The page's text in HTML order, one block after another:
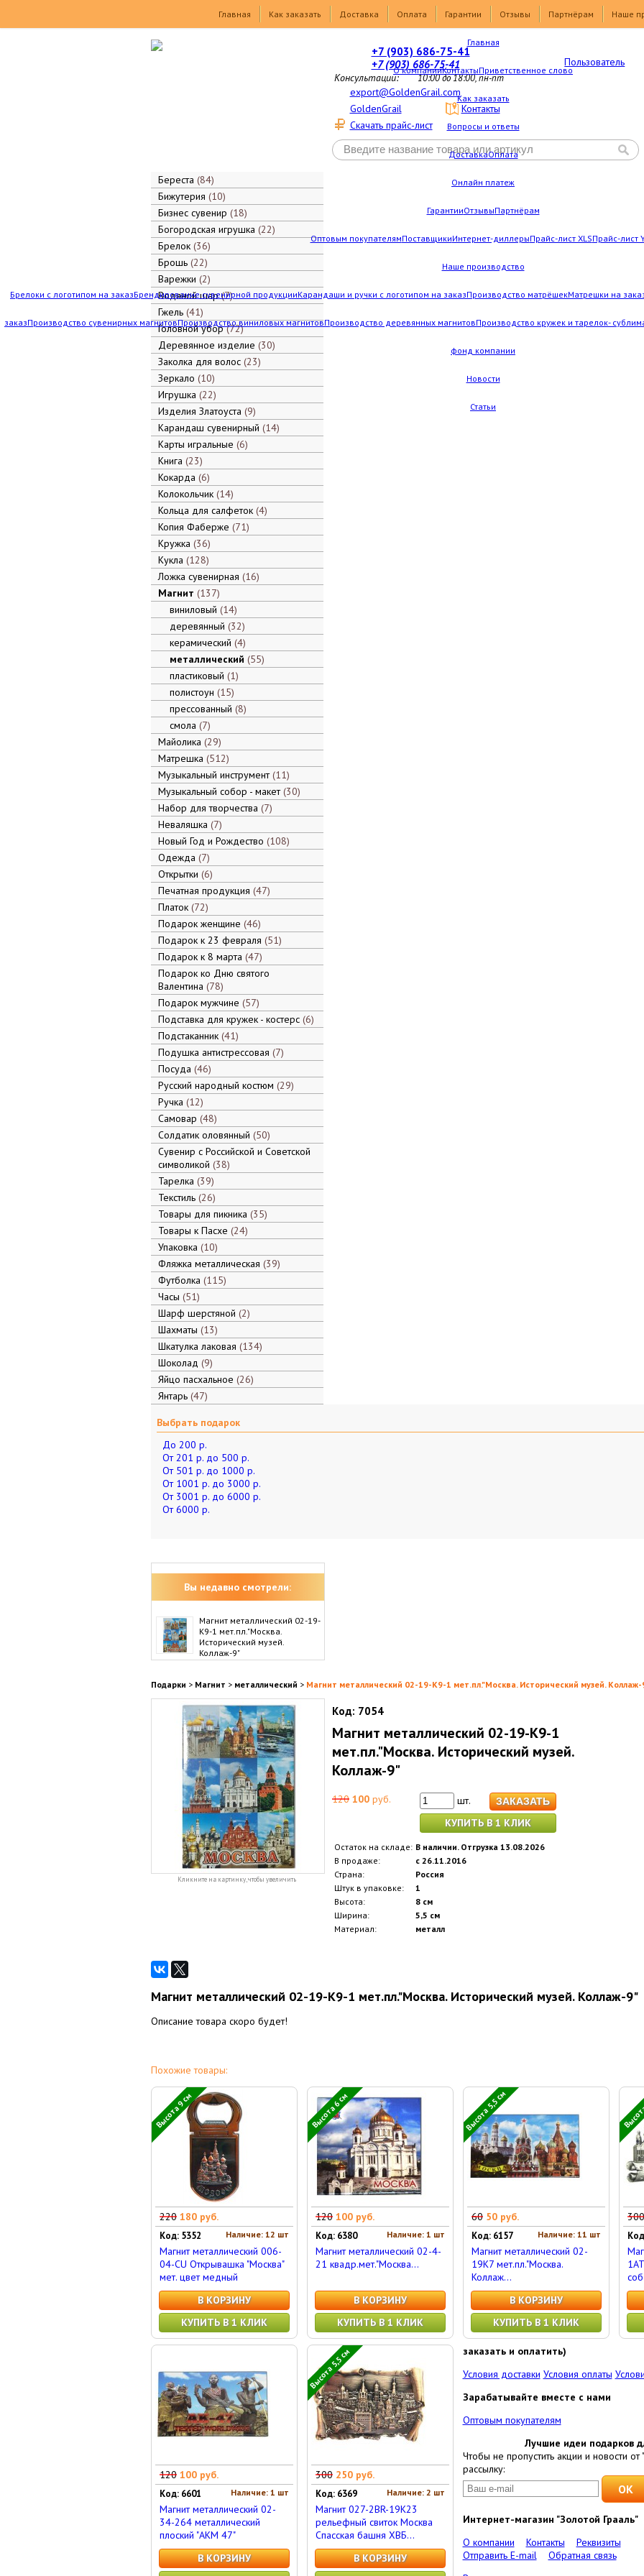
Главная
Как заказать Доставка Оплата Гарантии Отзывы Партнёрам Наше
Главная
О компанииКонтактыПриветственное слово
Как заказать
Вопросы и ответы
ДоставкаОплата
Онлайн платеж
ГарантииОтзывыПартнёрам
Оптовым покупателямПоставщикиИнтернет-диллерыПрайс-лист XLSПрайс-лист
Наше производство
Брелоки с логотипом на заказБрендирование сувенирной продукцииКарандаши и ручки с логотипом на заказПроизводство матрёшекМатрешки на
заказПроизводство сувенирных магнитовПроизводство виниловых магнитовПроизводство деревянных магнитовПроизводство кружек и тарелок-
фонд компании
Новости
Статьи
+7 (903) 686-75-41
+7 (903) 686-75-41
Консультации: 10:00 до 18:00, пн-пт
export@GoldenGrail.com
GoldenGrail
Скачать прайс-лист
Контакты
Пользователь
Береста 84
Бижутерия 10
Бизнес сувенир 18
Богородская игрушка 22
Брелок 36
Брошь 22
Варежки 2
Водяной шар 7
Гжель 41
Головной убор 72
Деревянное изделие 30
Заколка для волос 23
Зеркало 10
Игрушка 22
Изделия Златоуста 9
Карандаш сувенирный 14
Карты игральные 6
Книга 23
Кокарда 6
Колокольчик 14
Кольца для салфеток 4
Копия Фаберже 71
Кружка 36
Кукла 128
Ложка сувенирная 16
Магнит 137
виниловый 14
деревянный 32
керамический 4
металлический 55
пластиковый 1
полистоун 15
прессованный 8
смола 7
Майолика 29
Матрешка 512
Музыкальный инструмент 11
Музыкальный собор - макет 30
Набор для творчества 7
Неваляшка 7
Новый Год и Рождество 108
Одежда 7
Открытки 6
Печатная продукция 47
Платок 72
Подарок женщине 46
Подарок к 23 февраля 51
Подарок к 8 марта 47
Подарок ко Дню святого
Валентина 78
Подарок мужчине 57
Подставка для кружек - костерс 6
Подстаканник 41
Подушка антистрессовая 7
Посуда 46
Русский народный костюм 29
Ручка 12
Самовар 48
Солдатик оловянный 50
Сувенир с Российской и Советской
символикой 38
Тарелка 39
Текстиль 26
Товары для пикника 35
Товары к Пасхе 24
Упаковка 10
Фляжка металлическая 39
Футболка 115
Часы 51
Шарф шерстяной 2
Шахматы 13
Шкатулка лаковая 134
Шоколад 9
Яйцо пасхальное 26
Янтарь 47
Выбрать подарок
До 200 р.
От 201 р. до 500 р.
От 501 р. до 1000 р.
От 1001 р. до 3000 р.
От 3001 р. до 6000 р.
От 6000 р.
Вы недавно смотрели:
Магнит металлический 02-19-
K9-1 мет.пл."Москва.
Исторический музей.
Коллаж-9"
Подарки > Магнит > металлический > Магнит металлический 02-19-K9-1 мет.пл."Москва. Исторический музей. Коллаж-
Кликните на картинку, чтобы увеличить
Код: 7054
Магнит металлический 02-19-K9-1
мет.пл."Москва. Исторический музей.
Коллаж-9"
120 100руб.
шт.
КУПИТЬ В 1 КЛИК
Остаток на складе: В наличии. Отгрузка 13.08.2026
В продаже:
с 26.11.2016
Страна:
Россия
Штук в упаковке:
1
Высота:
8 см
Ширина:
5,5 см
Материал:
металл
Магнит металлический 02-19-K9-1 мет.пл."Москва. Исторический музей. Коллаж-9"
Описание товара скоро будет!
Похожие товары:
Высота 9 см
220 180 руб.
Наличие: 12 шт
Код: 5352
Магнит металлический 006-
04-CU Открывашка "Москва"
мет. цвет медный
В КОРЗИНУ
КУПИТЬ В 1 КЛИК
Высота 6 см
120 100 руб.
Наличие: 1 шт
Код: 6380
Магнит металлический 02-4-
21 квадр.мет."Москва...
В КОРЗИНУ
КУПИТЬ В 1 КЛИК
Высота 5,5 см
60 50 руб.
Наличие: 11 шт
Код: 6157
Магнит металлический 02-
19K7 мет.пл."Москва.
Коллаж...
В КОРЗИНУ
КУПИТЬ В 1 КЛИК
300
120 100 руб.
Наличие: 1 шт
Код: 6601
Магнит металлический 02-
34-264 металлический
плоский "АКМ 47"
В КОРЗИНУ
Высота 5,5 см
300 250 руб.
Наличие: 2 шт
Код: 6369
Магнит 027-2BR-19K23
рельефный свиток Москва
Спасская башня ХВБ...
В КОРЗИНУ
заказать и оплатить)
Условия доставки Условия оплаты
Зарабатывайте вместе с нами
Оптовым покупателям
Лучшие идеи подарков
Чтобы не пропустить акции и новости
рассылку:
Интернет-магазин "Золотой Грааль"
О компании
Контакты
Реквизиты
Отправить E-mail
Обратная связь